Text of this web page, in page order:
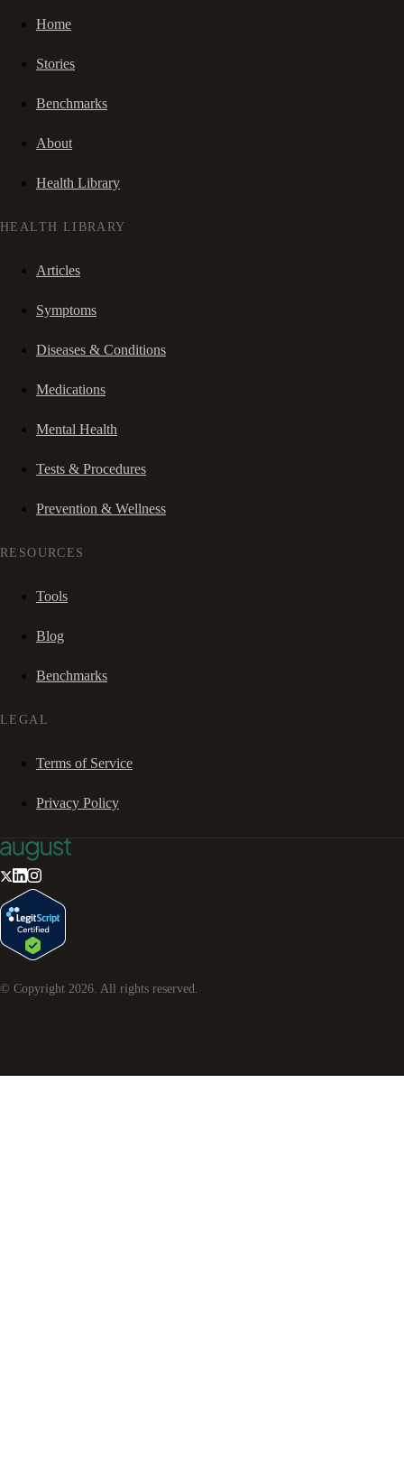
Home
Stories
Benchmarks
About
Health Library
HEALTH LIBRARY
Articles
Symptoms
Diseases & Conditions
Medications
Mental Health
Tests & Procedures
Prevention & Wellness
RESOURCES
Tools
Blog
Benchmarks
LEGAL
Terms of Service
Privacy Policy
© Copyright 2026. All rights reserved.